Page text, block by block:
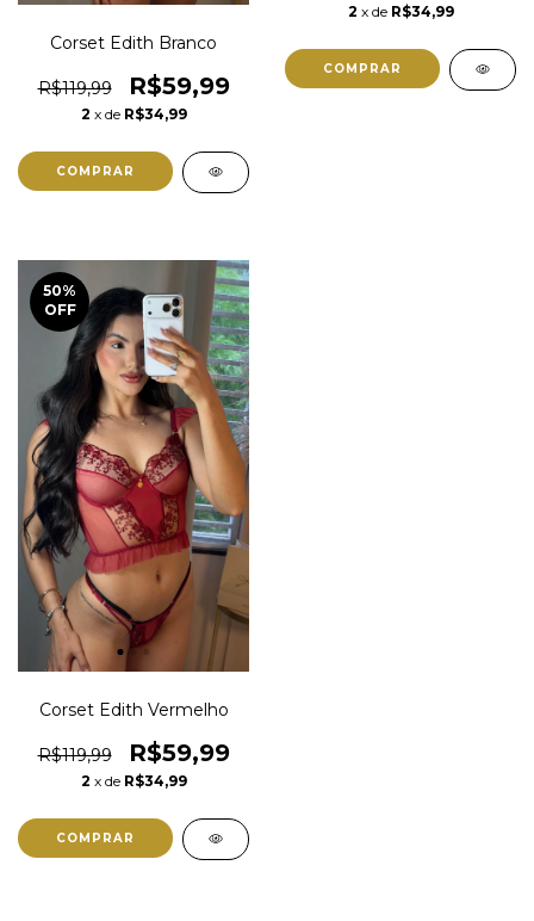
Corset Edith Branco
R$119,99 R$59,99
2 x de R$34,99
COMPRAR
2 x de R$34,99
COMPRAR
50%
OFF
Corset Edith Vermelho
R$119,99 R$59,99
2 x de R$34,99
COMPRAR